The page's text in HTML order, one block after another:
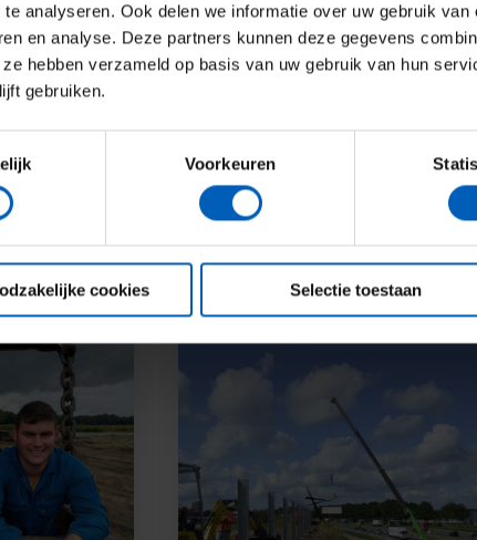
analyseren. Ook delen we informatie over uw gebruik
en analyse. Deze partners kunnen deze gegevens
hebben verzameld op basis van uw gebruik van hun
gebruiken.
Voorkeuren
cookies Selectie toestaan
Nieuwe website
Lees meer